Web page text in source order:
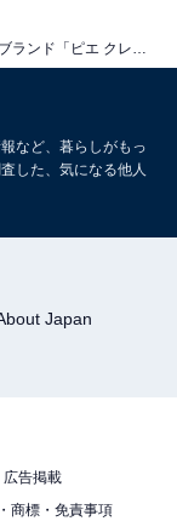
など、暮らしがもっ
した、気になる他人
Japan
広告掲載
商標・免責事項